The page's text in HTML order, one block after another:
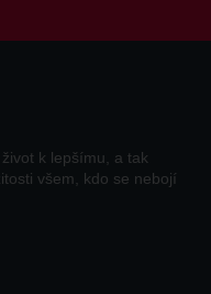
k lepšímu, a tak
všem, kdo se nebojí